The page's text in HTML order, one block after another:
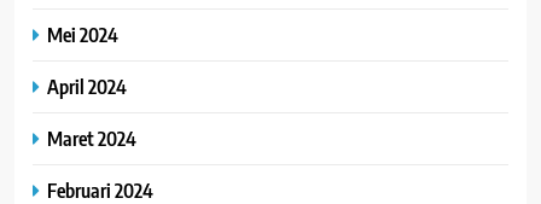
Mei 2024
April 2024
Maret 2024
Februari 2024